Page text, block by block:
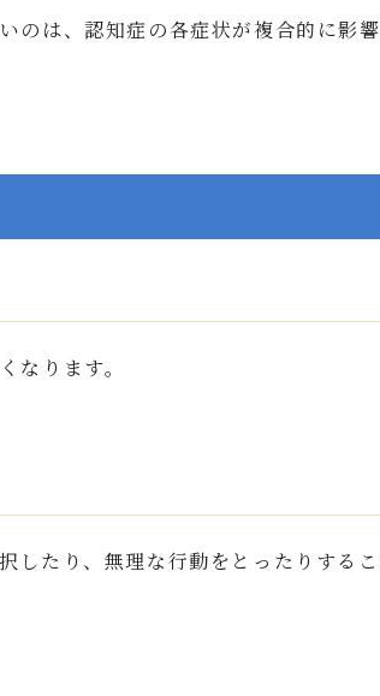
のは、認知症の各症状が複合的に影
なります。
したり、無理な行動をとったりする